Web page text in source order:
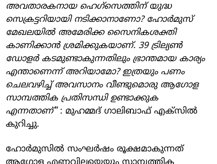
അവതാരകനായ ഹെഗ്സെത്തിന് യുദ്ധ
സെക്രട്ടറിയായി നടിക്കാനാണോ? ഹോര്‍മുസ്
മേഖലയില്‍ അമേരിക്ക സൈനികശക്തി
കാണിക്കാന്‍ ശ്രമിക്കുകയാണ്. 39 ട്രില്യണ്‍
ഡോളര്‍ കടമുണ്ടാകുന്നതിലും ഭ്രാന്തമായ കാര്യം
എന്താണെന്ന് അറിയാമോ? ഇത്രയും പണം
ചെലവഴിച്ച് അവസാനം വീണ്ടുമൊരു ആഗോള
സാമ്പത്തിക പ്രതിസന്ധി ഉണ്ടാക്കുക
എന്നതാണ്": മുഹമ്മദ് ഗാലിബാഫ് എക്‌സില്‍
കുറിച്ചു.
ഹോര്‍മുസില്‍ സംഘര്‍ഷം രൂക്ഷമാകുന്നത്